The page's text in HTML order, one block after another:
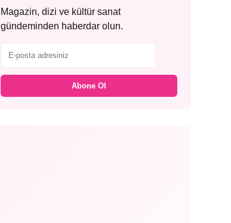
Magazin, dizi ve kültür sanat
gündeminden haberdar olun.
Abone Ol